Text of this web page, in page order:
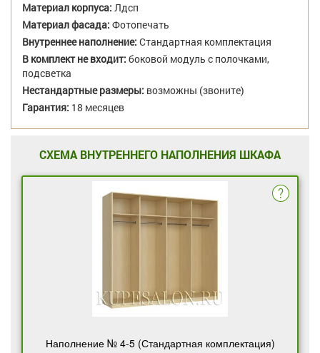
Материал корпуса: Лдсп
Материал фасада: Фотопечать
Внутреннее наполнение: Стандартная комплектация
В комплект не входит: боковой модуль с полочками,
подсветка
Нестандартные размеры: возможны (звоните)
Гарантия: 18 месяцев
СХЕМА ВНУТРЕННЕГО НАПОЛНЕНИЯ ШКАФА
Наполнение № 4-5 (Стандартная комплектация)